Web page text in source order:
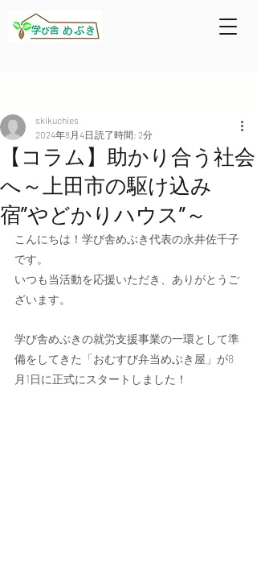
【コラム】助かり合う社会
へ～上田市の駆け込み
宿”やどかりハウス”～
skikuchies
2024年8月4日 読了時間: 2分
こんにちは！ 学び舎めぶき代表の永井佐千子
です。
いつも当活動を応援いただき、ありがとうご
ざいます。
学び舎めぶきの就労支援事業の一環として準
備をしてきた「おむすび弁当めぶき屋」が8
月1日に正式にスタートしました！